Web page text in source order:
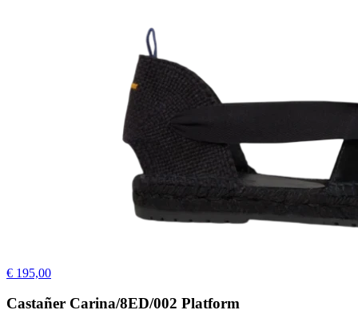
€ 195,00
Castañer Carina/8ED/002 Platform